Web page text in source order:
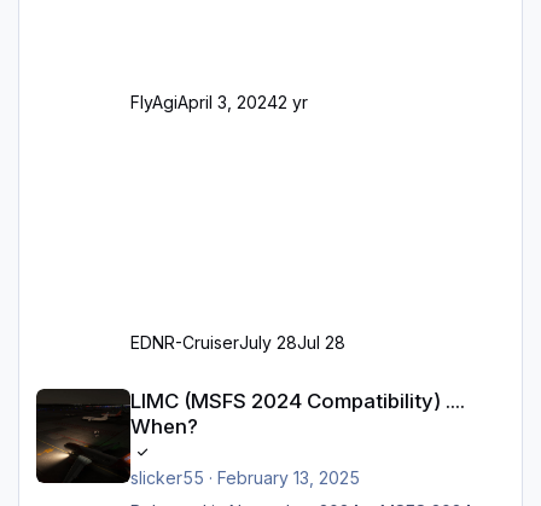
FlyAgiApril 3, 20242 yr
EDNR-CruiserJuly 28Jul 28
LIMC (MSFS 2024 Compatibility) ....
When?
slicker55 · February 13, 2025